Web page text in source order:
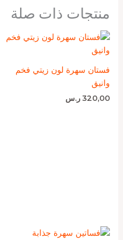
منتجات ذات صلة
فستان سهرة لون زيتي فخم
وانيق
320,00 ر.س